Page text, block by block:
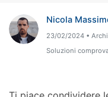
Negozio
Per Mobile
Strumenti Online
Scopri & Supporto
Trasferimento Dati
Nicola
23/02/2024 •
Soluzioni